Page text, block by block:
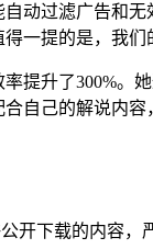
动过滤广告和
一提的是，我
提升了300%。
自己的解说内
开下载的内容，